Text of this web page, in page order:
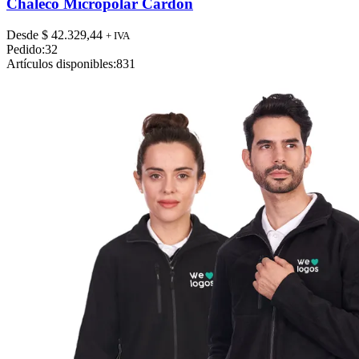
variantes.
opciones
página
producto
Chaleco Micropolar Cardon
Desde $ 42.329,44 + IVA
Pedido:32
Artículos disponibles:831